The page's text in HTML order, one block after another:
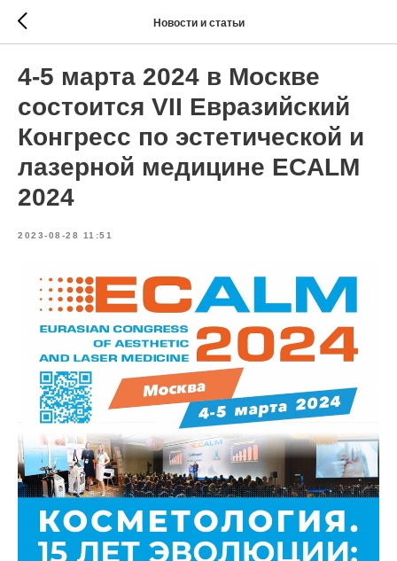
Новости и статьи
4-5 марта 2024 в Москве
состоится VII Евразийский
Конгресс по эстетической и
лазерной медицине ECALM
2024
2023-08-28 11:51